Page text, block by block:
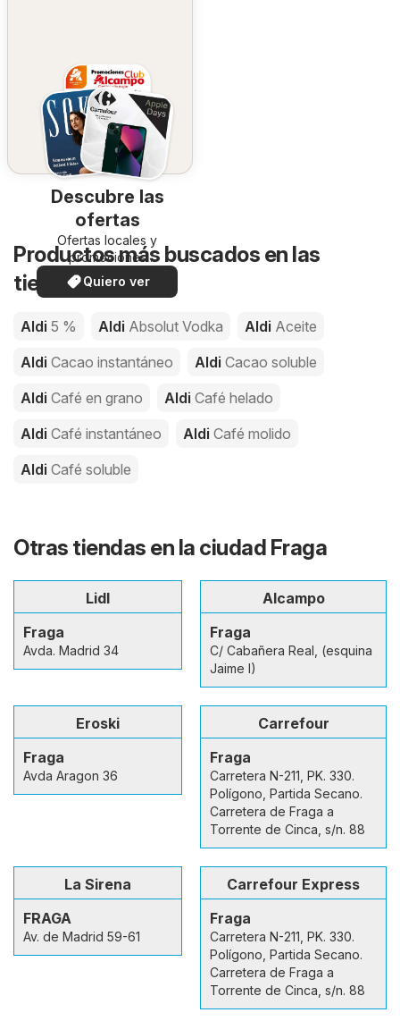
Descubre las
ofertas
Ofertas locales y
promociones
especiales.
Quiero ver
Productos más buscados en las
tiendas de Aldi
Aldi 5 % Aldi Absolut Vodka Aldi Aceite
Aldi Cacao instantáneo Aldi Cacao soluble
Aldi Café en grano Aldi Café helado
Aldi Café instantáneo Aldi Café molido
Aldi Café soluble
Otras tiendas en la ciudad Fraga
Lidl
Fraga
Avda. Madrid 34
Alcampo
Fraga
C/ Cabañera Real, (esquina
Jaime I)
Eroski
Fraga
Avda Aragon 36
Carrefour
Fraga
Carretera N-211, PK. 330.
Polígono, Partida Secano.
Carretera de Fraga a
Torrente de Cinca, s/n. 88
La Sirena
FRAGA
Av. de Madrid 59-61
Carrefour Express
Fraga
Carretera N-211, PK. 330.
Polígono, Partida Secano.
Carretera de Fraga a
Torrente de Cinca, s/n. 88